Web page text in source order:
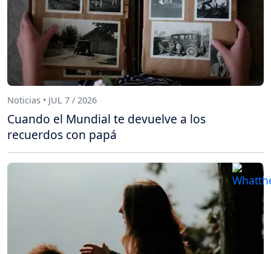
Noticias • JUL 7 / 2026
Cuando el Mundial te devuelve a los
recuerdos con papá